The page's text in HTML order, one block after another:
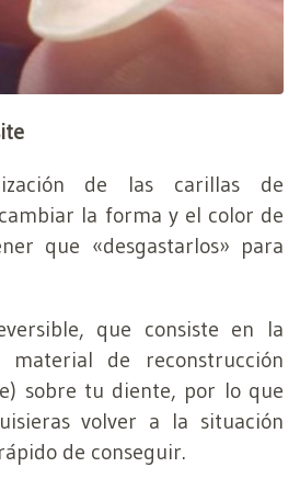
de las carillas de
la forma y el color de
que «desgastarlos» para
que consiste en la
de reconstrucción
sobre tu diente, por lo que
volver a la situación
de conseguir.